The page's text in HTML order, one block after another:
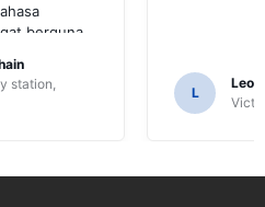
berguna
tempatan
itu kita
fungsi SAT
station,
L